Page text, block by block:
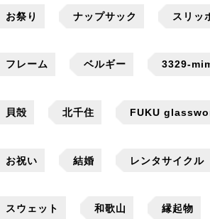
お祭り ナップサック スリッ
フレーム ベルギー 3329-
貝殻 北千住 FUKU
お祝い 結婚 レンタサイクル
スウェット 和歌山 縁起物